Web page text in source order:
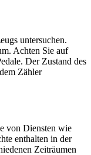
untersuchen.
Achten Sie auf
Der Zustand des
Zähler
von Diensten wie
enthalten in der
Zeiträumen